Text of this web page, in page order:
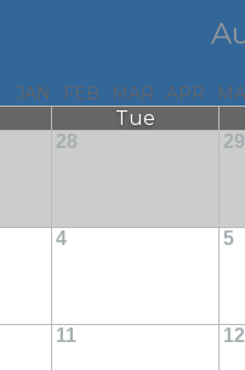
JAN FEB MAR APR
Tue
28 29
4 5
11 12